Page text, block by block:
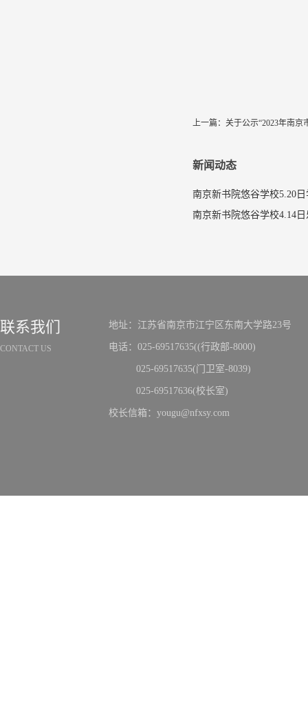
上一篇： 关于公示“2023年南
新闻动态
南京新书院悠谷学校5.20
联系我们
CONTACT US
地址：江苏省南京市江宁区东南大学路23号
电话：025-69517635((行政部-8000)
025-69517635(门卫室-8039)
025-69517636(校长室)
校长信箱：yougu@nfxsy.com